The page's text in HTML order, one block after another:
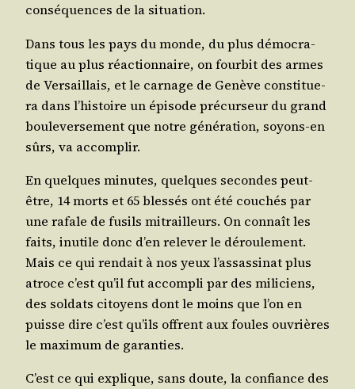
consé­quences de la situation.
Dans tous les pays du monde, du plus démo­cra­
tique au plus réac­tion­naire, on four­bit des armes
de Ver­saillais, et le car­nage de Genève consti­tue­
ra dans l’his­toire un épi­sode pré­cur­seur du grand
bou­le­ver­se­ment que notre géné­ra­tion, soyons-en
sûrs, va accomplir.
En quelques minutes, quelques secondes peut-
être, 14 morts et 65 bles­sés ont été cou­chés par
une rafale de fusils mitrailleurs. On connaît les
faits, inutile donc d’en rele­ver le dérou­le­ment.
Mais ce qui ren­dait à nos yeux l’as­sas­si­nat plus
atroce c’est qu’il fut accom­pli par des mili­ciens,
des sol­dats citoyens dont le moins que l’on en
puisse dire c’est qu’ils offrent aux foules ouvrières
le maxi­mum de garanties.
C’est ce qui explique, sans doute, la confiance des